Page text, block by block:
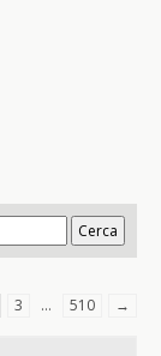
3 … 510 →